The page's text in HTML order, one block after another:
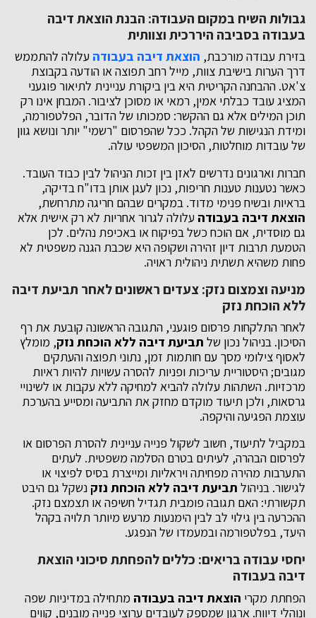
גבולות השיח במקום העבודה: הבנת הוצאת דיבה
בעבודה בסביבה היררכית וצוותית
בזירת עבודה מורכבת, הוצאת דיבה בעבודה עלולה להתממש
דרך הערות בישיבת צוות, מייל רחב תפוצה או הודעה בקבוצת
צ'אט. ההבחנה הקריטית היא בין ביקורת עניינית לתיאור פוגעני
המציג עובד כבלתי אמין, רמאי או מסוכן לציבור. המבחן אינו רק
תוכן המילים אלא גם ההקשר: סמכותו של הדובר, הפלטפורמה,
ומידת הנגישות של הקהל. ככל שהפרסום "רשמי" יותר ונושא גוון
של עובדות מוחלטות, הסיכון המשפטי עולה.
חברות וארגונים נדרשים לאזן בין זכות הניהול לבין כבוד העובד.
כאשר נטענות טענות חריפות, נכון לעגן אותן בדו"ח בדיקה,
בראיות ובשיח פנימי מדוד. במקרים שבהם חריגה מתרחשת,
הוצאת דיבה בעבודה עלולה לגרור אחריות לא רק אישית אלא
גם מוסדית, אם הוכח כשל בפיקוח או באכיפת נהלים. לכן
הטמעת תרבות דיון זהירה ושקופה היא שכבת הגנה משפטית לא
פחות משהיא תשתית ניהולית ראויה.
מניעה וצמצום נזק: צעדים ראשונים לאחר תביעת דיבה
ללא הוכחת נזק
לאחר התלקחות פרסום פוגעני, התגובה הראשונה קובעת את רף
הסיכון. בניהול נכון של תביעת דיבה ללא הוכחת נזק, מומלץ
לאסוף צילומי מסך עם חותמות זמן, נתוני תפוצה והעתקים
מגובים; היסטוריית עריכות ופניות להסרה עשויות להיות ראיות
מרכזיות. השתהות עלולה להביא למחיקה ללא עקבות או לשינויי
גרסאות, ולכן תיעוד מוקדם מחזק את התביעה ומסייע בהערכת
עוצמת הפגיעה והיקפה.
במקביל לתיעוד, חשוב לשקול פנייה עניינית להסרת הפרסום או
לפרסום הבהרה, לעיתים בטרם הסלמה משפטית. לעתים
התערבות מהירה מפחיתה ויראליות ומייצרת בסיס לפיצוי או
לגישור. בניהול תביעת דיבה ללא הוכחת נזק נשקל גם היבט
תקשורתי: האם תגובה פומבית תגדיל חשיפה או תצמצם נזק.
ההכרעה בין גילוי לב לבין הימנעות מרעש מיותר תלויה בקהל
היעד, בפלטפורמה ובמעמדו של הנפגע.
יחסי עבודה בריאים: כללים להפחתת סיכוני הוצאת
דיבה בעבודה
הפחתת מקרי הוצאת דיבה בעבודה מתחילה במדיניות שפה
ונוהלי דיווח. ארגון שמספק לעובדים ערוצי פנייה מובְנים, קווים